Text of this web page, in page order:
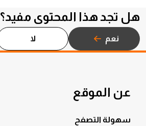
هل تجد هذا المحتوى مفيد؟
نعم لا
عن الموقع
سهولة التصفح